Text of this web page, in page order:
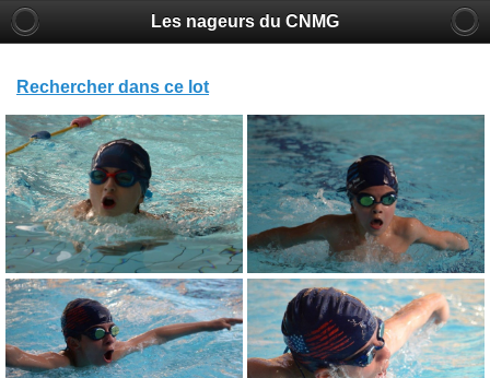
Les nageurs du CNMG
Rechercher dans ce lot